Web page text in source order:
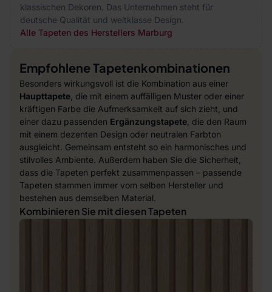
klassischen Dekoren. Das Unternehmen steht für
deutsche Qualität und weltklasse Design.
Alle Tapeten des Herstellers Marburg
Empfohlene Tapetenkombinationen
Besonders wirkungsvoll ist die Kombination aus einer
Haupttapete , die mit einem auffälligen Muster oder einer
kräftigen Farbe die Aufmerksamkeit auf sich zieht, und
einer dazu passenden Ergänzungstapete , die den Raum
mit einem dezenten Design oder neutralen Farbton
ausgleicht. Gemeinsam entsteht so ein harmonisches und
stilvolles Ambiente. Außerdem haben Sie die Sicherheit,
dass die Tapeten perfekt zusammenpassen – passende
Tapeten stammen immer vom selben Hersteller und
bestehen aus demselben Material.
Kombinieren Sie mit diesen Tapeten